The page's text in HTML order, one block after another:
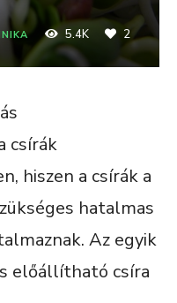
5.4K 2
csírák
hiszen a csírák a
hatalmas
Az egyik
előállítható csíra